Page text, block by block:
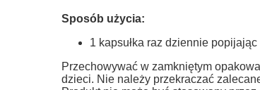
Sposób użycia:
1 kapsułka raz dziennie
Przechowywać w zamkniętym
dzieci. Nie należy przekraczać